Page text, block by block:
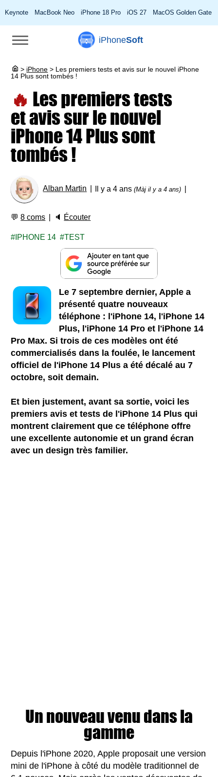
Keynote MacBook Neo iPhone 18 Pro iOS 27 MacOS Golden Gate
iPhoneSoft
> iPhone > Les premiers tests et avis sur le nouvel iPhone
14 Plus sont tombés !
🔥 Les premiers tests
et avis sur le nouvel
iPhone 14 Plus sont
tombés !
Alban Martin Il y a 4 ans(Màj il y a 4 ans)
💬8 coms 🔈 Écouter
IPHONE 14 TEST
Le 7 septembre dernier, Apple a
présenté quatre nouveaux
téléphone : l'iPhone 14, l'iPhone 14
Plus, l'iPhone 14 Pro et l'iPhone 14
Pro Max. Si trois de ces modèles ont été
commercialisés dans la foulée, le lancement
officiel de l'iPhone 14 Plus a été décalé au 7
octobre, soit demain.
Et bien justement, avant sa sortie, voici les
premiers avis et tests de l'iPhone 14 Plus qui
montrent clairement que ce téléphone offre
une excellente autonomie et un grand écran
avec un design très familier.
Un nouveau venu dans la
gamme
Depuis l'iPhone 2020, Apple proposait une version
mini de l'iPhone à côté du modèle traditionnel de